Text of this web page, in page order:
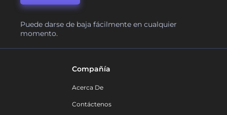
Puede darse de baja fácilmente en cualquier
momento.
Compañía
Acerca De
Contáctenos